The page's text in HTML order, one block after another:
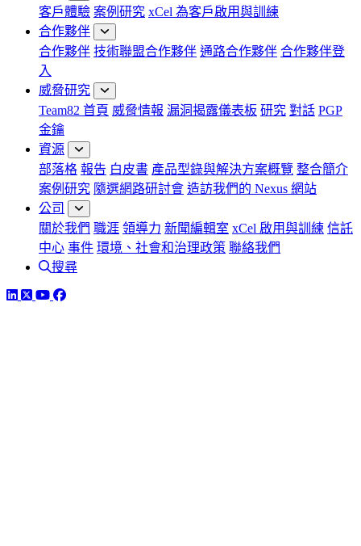
客戶體驗 案例研究 xCel 為客戶啟用與訓練
合作夥伴
合作夥伴 技術聯盟合作夥伴 通路合作夥伴 合作夥伴登
入
威脅研究
Team82 首頁 威脅情報 漏洞揭露儀表板 研究 對話 PGP
金鑰
資源
部落格 報告 白皮書 產品型錄與解決方案概覽 整合簡介
案例研究 隨選網路研討會 造訪我們的 Nexus 網站
公司
關於我們 職涯 領導力 新聞編輯室 xCel 啟用與訓練 信託
中心 事件 環境、社會和治理政策 聯絡我們
搜尋
LinkedIn
TwitterYouTube
Facebook